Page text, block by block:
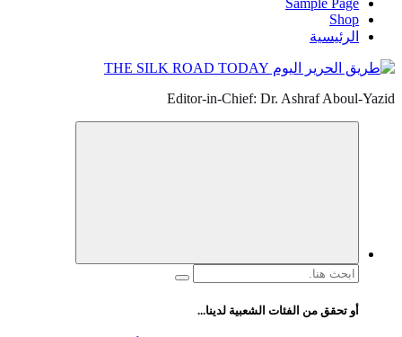
Sample Page
Shop
الرئيسية
Editor-in-Chief: Dr. Ashraf Aboul-Yazid
البحث
أو تحقق من الفئات الشعبية لدينا...